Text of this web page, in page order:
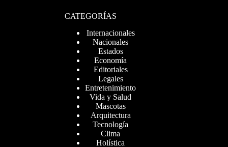
CATEGORÍAS
Internacionales
Nacionales
Estados
Economía
Editoriales
Legales
Entretenimiento
Vida y Salud
Mascotas
Arquitectura
Tecnología
Clima
Holística